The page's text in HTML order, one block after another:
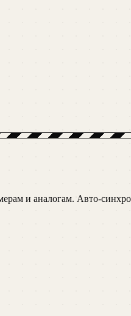
и аналогам. Авто-